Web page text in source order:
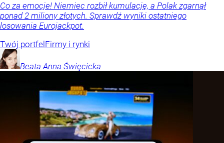
Co za emocje! Niemiec rozbił kumulację, a Polak zgarnął
ponad 2 miliony złotych. Sprawdź wyniki ostatniego
losowania Eurojackpot.
Twój portfel Firmy i rynki
Beata Anna Święcicka